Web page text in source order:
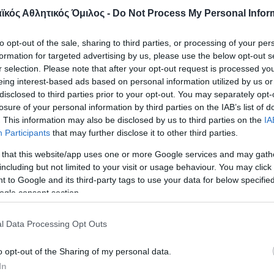
Αθλητικός Όμιλος - Do Not Process My Personal
opt-out of the sale, sharing to third parties, or processing of your
for targeted advertising by us, please use the below opt-out
selection. Please note that after your opt-out request is processed
interest-based ads based on personal information utilized by us
to third parties prior to your opt-out. You may separately
of your personal information by third parties on the IAB’s list of
This information may also be disclosed by us to third parties on the
Participants that may further disclose it to other third parties.
that this website/app uses one or more Google services and may
but not limited to your visit or usage behaviour. You may
to Google and its third-party tags to use your data for below
consent section.
Data Processing Opt Outs
opt-out of the Sharing of my personal data.
έφυγε από τη ζωή το 1993 ο
και σκηνοθέτης Χρήστος
«αιώνια πιστός» και ο
Κυψέλη και σε ηλικία μόλις 24 ετών εξέδωσε
αργότερα έφυγε για το Παρίσι όπου έκανε
με δάσκαλό του τον Ερίκ Ρομέρ.
γυναίκες, μην κλαίτε, που πήρε το Βραβείο
στο Φεστιβάλ Κινηματογράφου Θεσσαλονίκης,
Ταινίας της Ένωσης Κριτικών